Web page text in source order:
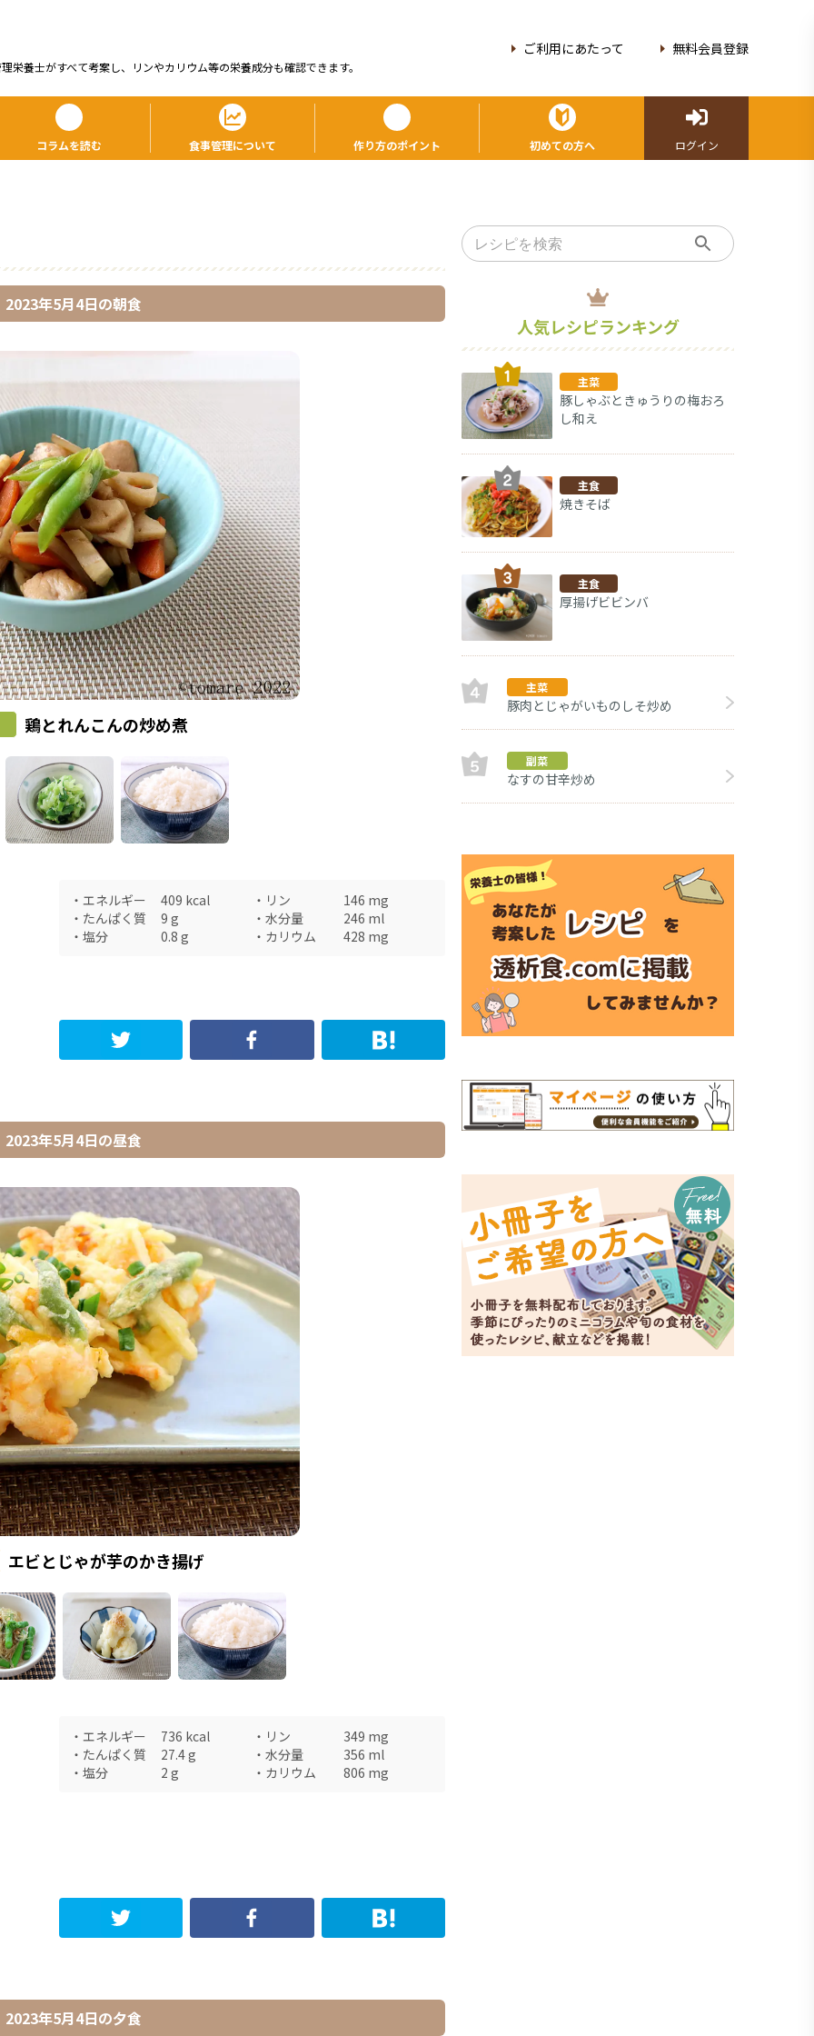
栄養⼠がすべて考案し、リンやカリウム等の栄養成分も確認できます。
ご利用にあたって 無料会員登録
コラムを読む 食事管理について 作り方のポイント 初めての方へ ログイン
2023年5月4日の朝食
鶏とれんこんの炒め煮
・ エネルギー 409 kcal ・ リン 146 mg
・ たんぱく質 9 g ・ 水分量 246 ml
・ 塩分 0.8 g ・ カリウム 428 mg
2023年5月4日の昼食
エビとじゃが芋のかき揚げ
・ エネルギー 736 kcal ・ リン 349 mg
・ たんぱく質 27.4g ・ 水分量 356 ml
・ 塩分 2 g ・ カリウム 806 mg
2023年5月4日の夕食
人気レシピランキング
主菜
豚しゃぶときゅうりの梅おろ
し和え
主食
焼きそば
主食
厚揚げビビンバ
主菜
豚肉とじゃがいものしそ炒め
副菜
なすの甘辛炒め